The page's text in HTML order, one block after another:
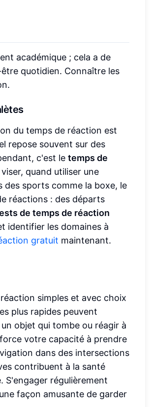
académique ; cela a de
quotidien. Connaître les
du temps de réaction est
repose souvent sur des
c'est le temps de
quand utiliser une
des sports comme la boxe, le
réactions : des départs
de temps de réaction
identifier les domaines à
gratuit maintenant.
simples et avec choix
plus rapides peuvent
objet qui tombe ou réagir à
votre capacité à prendre
dans des intersections
contribuent à la santé
S'engager régulièrement
façon amusante de garder